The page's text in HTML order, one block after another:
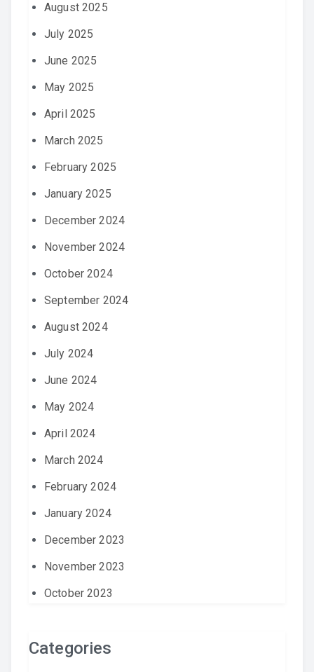
August 2025
July 2025
June 2025
May 2025
April 2025
March 2025
February 2025
January 2025
December 2024
November 2024
October 2024
September 2024
August 2024
July 2024
June 2024
May 2024
April 2024
March 2024
February 2024
January 2024
December 2023
November 2023
October 2023
Categories